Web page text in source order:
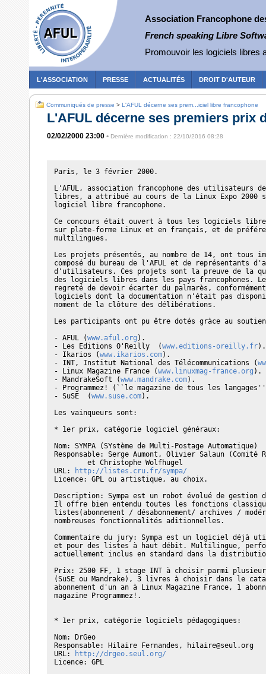
Association Francophone
French speaking Libre
Promouvoir les logiciels libres
L'ASSOCIATION PRESSE ACTUALITÉS DROIT D'AUTEUR
Communiqués de presse > L'AFUL décerne ses prem...iciel libre francophone
L'AFUL décerne ses premiers prix
02/02/2000 23:00 • Dernière modification : 22/10/2016 08:28
Paris, le 3 février 2000.
L'AFUL, association francophone des utilisateurs
libres, a attribué au cours de la Linux Expo 2000
logiciel libre francophone.
Ce concours était ouvert à tous les logiciels
sur plate-forme Linux et en français, et de
multilingues.
Les projets présentés, au nombre de 14, ont tous
composé du bureau de l'AFUL et de représentants
d'utilisateurs. Ces projets sont la preuve de la
des logiciels libres dans les pays francophones.
regreté de devoir écarter du palmarès,
logiciels dont la documentation n'était pas
moment de la clôture des délibérations.
Les participants ont pu être dotés gràce au soutien
- AFUL (www.aful.org ).
- Les Editions O'Reilly  (www.editions-oreilly.fr).
- Ikarios (www.ikarios.com).
- INT, Institut National des Télécommunications (
- Linux Magazine France (www.linuxmag-france.org ).
- MandrakeSoft (www.mandrake.com).
- Programmez! (``le magazine de tous les
- SuSE  (www.suse.com).
Les vainqueurs sont:
* 1er prix, catégorie logiciel généraux:
Nom: SYMPA (SYstème de Multi-Postage Automatique)
Responsable: Serge Aumont, Olivier Salaun (Comité
        et Christophe Wolfhugel
URL:
http://listes.cru.fr/sympa/
Licence: GPL ou artistique, au choix.
Description: Sympa est un robot évolué de
Il offre bien entendu toutes les fonctions
listes(abonnement / désabonnement/ archives /
nombreuses fonctionnalités aditionnelles.
Commentaire du jury: Sympa est un logiciel déjà
et pour des listes à haut débit. Multilingue,
actuellement inclus en standard dans la
Prix: 2500 FF, 1 stage INT à choisir parmi
(SuSE ou Mandrake), 3 livres à choisir dans le
abonnement d'un an à Linux Magazine France, 1
magazine Programmez!.
* 1er prix, catégorie logiciels pédagogiques:
Nom: DrGeo
Responsable: Hilaire Fernandes, hilaire@seul.org
URL:
http://drgeo.seul.org/
Licence: GPL